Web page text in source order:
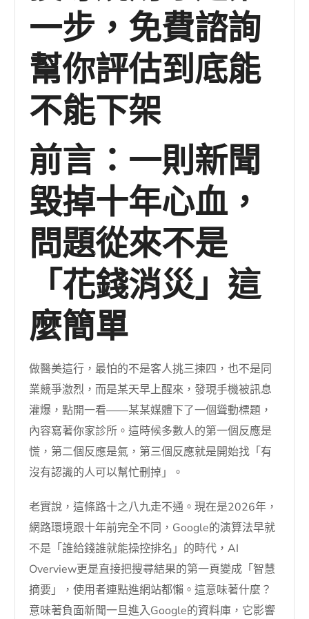
一步，免費諮詢
幫你評估到底能
不能下架
前言：一則新聞
毀掉十年心血，
問題從來不是
「花錢消災」這
麼簡單
做醫美這行，最怕的不是客人挑三揀四，也不是同
業競爭激烈，而是某天早上醒來，發現手機被訊息
灌爆，點開一看——某某媒體下了一個聳動標題，
內容寫著你家診所。這時候多數人的第一個反應是
慌，第二個反應是氣，第三個反應就是開始找「有
沒有認識的人可以幫忙刪掉」。
老實說，這條路十之八九走不通。現在是2026年，
網路環境跟十年前完全不同，Google的演算法早就
不是「誰給錢誰就能操控排名」的時代，AI
Overview更是直接把搜尋結果的第一頁變成「智慧
摘要」，使用者連點進網站都懶。這意味著什麼？
意味著負面新聞一旦進入Google的資料庫，它影響